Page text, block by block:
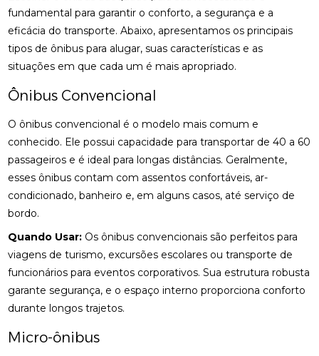
fundamental para garantir o conforto, a segurança e a
eficácia do transporte. Abaixo, apresentamos os principais
tipos de ônibus para alugar, suas características e as
situações em que cada um é mais apropriado.
Ônibus Convencional
O ônibus convencional é o modelo mais comum e
conhecido. Ele possui capacidade para transportar de 40 a 60
passageiros e é ideal para longas distâncias. Geralmente,
esses ônibus contam com assentos confortáveis, ar-
condicionado, banheiro e, em alguns casos, até serviço de
bordo.
Quando Usar: Os ônibus convencionais são perfeitos para
viagens de turismo, excursões escolares ou transporte de
funcionários para eventos corporativos. Sua estrutura robusta
garante segurança, e o espaço interno proporciona conforto
durante longos trajetos.
Micro-ônibus